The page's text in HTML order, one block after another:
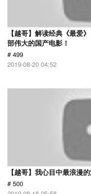
【越哥】解读经典《最爱
部伟大的国产电影！
# 499
2019-08-20 04:52
【越哥】我心目中最浪漫
# 500